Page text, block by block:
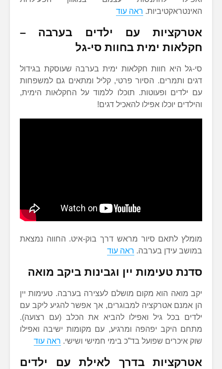
האינטראקטיביות. ראה עוד
אטרקציות עם ילדים בערבה –
חקלאות ימית בחוות סי-גל
סי-גל היא חוות חקלאות ימית בערבה שעוסקת בגידול
דגים ותמרים. הסיור פרטי, קליל ומתאים גם למשפחות
עם ילדים ופעוטות. תוכלו ללמוד על החקלאות הימית,
והילדים יוכלו אפילו להאכיל דגים!
מומלץ לתאם סיור מראש דרך בוק-איט. החווה נמצאת
במושב עידן בערבה. ראה עוד
סדנת טעימות יין וגבינות ביקב מואה
יקב מואה הוא מקום מושלם לעצירה בערבה. טעימות יין
הן אמנם אטרקציה למבוגרים, אך אפשר להגיע ליקב עם
ילדים בכל גיל ואפילו להביא את הכלב (עם רצועה).
מתחם היקב יפהפה ומרגיע, עם מקומות ישיבה ואפילו
שוק איכרים שפועל בד”כ בימי חמישי ושישי. ראה עוד
אטרקציות בדרך לאילת עם ילדים